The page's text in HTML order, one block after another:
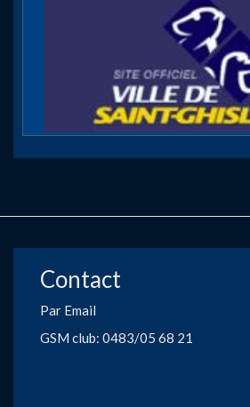
Contact
Par Email
GSM club: 0483/05 68 21